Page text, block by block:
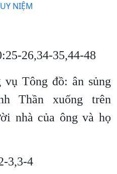
NIỆM
26,34-35,44-48
vụ Tông đồ: ân sủng
Thần xuống trên
nhà của ông và họ
3,3-4